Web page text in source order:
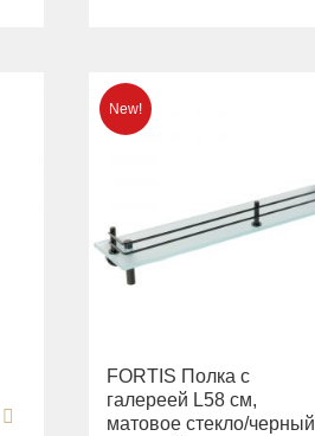
FORTIS Полка c
галереей L58 см,
матовое стекло/черный